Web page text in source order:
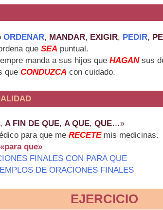
ORDENAR, MANDAR, EXIGIR, PEDIR,
que SEA puntual.
manda a sus hijos que HAGAN sus
que CONDUZCA con cuidado.
, A FIN DE QUE, A QUE, QUE…»
para que me RECETE mis medicinas.
que»
FINALES CON PARA QUE
DE ORACIONES FINALES
EJERCICIO